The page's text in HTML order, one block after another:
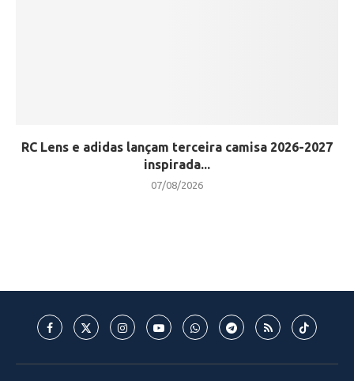
RC Lens e adidas lançam terceira camisa 2026-2027
inspirada...
07/08/2026